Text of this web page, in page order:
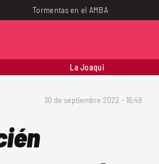
Tormentas en el AMBA
La Joaqui
30 de septiembre 2022 - 16:49